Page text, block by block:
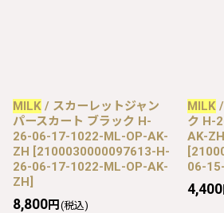
MILK / スカーレットジャン
パースカート ブラック H-
26-06-17-1022-ML-OP-AK-
ZH [2100030000097613-H-
26-06-17-1022-ML-OP-AK-
ZH]
8,800円 (税込)
MILK
ク H-
AK-ZH
[
06-
4,400